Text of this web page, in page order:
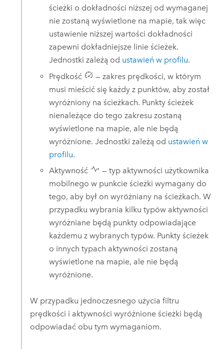
ścieżki o dokładności niższej od wymaganej
nie zostaną wyświetlone na mapie, tak więc
ustawienie niższej wartości dokładności
zapewni dokładniejsze linie ścieżek.
Jednostki zależą od ustawień w profilu.
Prędkość
— zakres prędkości, w którym
musi mieścić się każdy z punktów, aby został
wyróżniony na ścieżkach. Punkty ścieżek
nienależące do tego zakresu zostaną
wyświetlone na mapie, ale nie będą
wyróżnione.Jednostki zależą od ustawień w
profilu.
Aktywność
— typ aktywności użytkownika
mobilnego w punkcie ścieżki wymagany do
tego, aby był on wyróżniany na ścieżkach. W
przypadku wybrania kilku typów aktywności
wyróżniane będą punkty odpowiadające
każdemu z wybranych typów. Punkty ścieżek
o innych typach aktywności zostaną
wyświetlone na mapie, ale nie będą
wyróżnione.
W przypadku jednoczesnego użycia filtru
prędkości i aktywności wyróżnione ścieżki będą
odpowiadać obu tym wymaganiom.